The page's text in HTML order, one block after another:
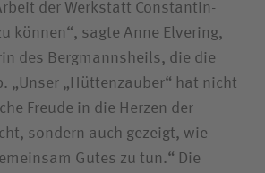
der Werkstatt Constantin-
können“, sagte Anne Elvering,
des Bergmannsheils, die die
„Unser „Hüttenzauber“ hat nicht
Freude in die Herzen der
sondern auch gezeigt, wie
Gutes zu tun.“ Die